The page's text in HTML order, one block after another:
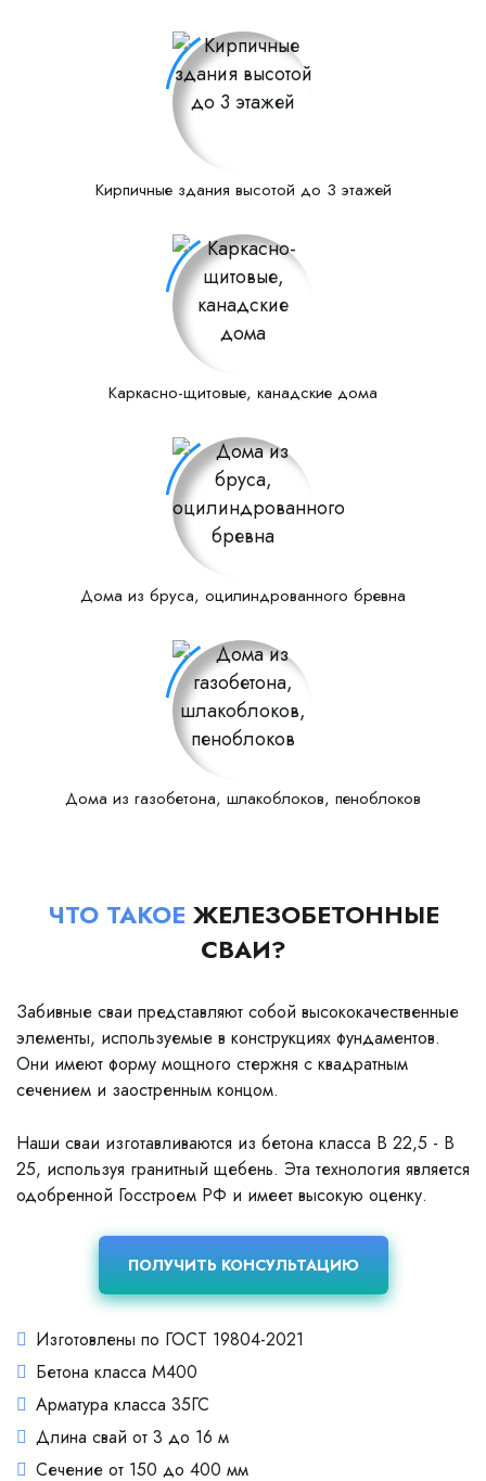
Кирпичные здания высотой до 3 этажей
Каркасно-щитовые, канадские дома
Дома из бруса, оцилиндрованного бревна
Дома из газобетона, шлакоблоков, пеноблоков
ЧТО ТАКОЕ ЖЕЛЕЗОБЕТОННЫЕ
СВАИ?
Забивные сваи представляют собой высококачественные
элементы, используемые в конструкциях фундаментов.
Они имеют форму мощного стержня с квадратным
сечением и заостренным концом.
Наши сваи изготавливаются из бетона класса В 22,5 - В
25, используя гранитный щебень. Эта технология является
одобренной Госстроем РФ и имеет высокую оценку.
ПОЛУЧИТЬ КОНСУЛЬТАЦИЮ
Изготовлены по ГОСТ 19804-2021
Бетона класса М400
Арматура класса 35ГС
Длина свай от 3 до 16 м
Сечение от 150 до 400 мм